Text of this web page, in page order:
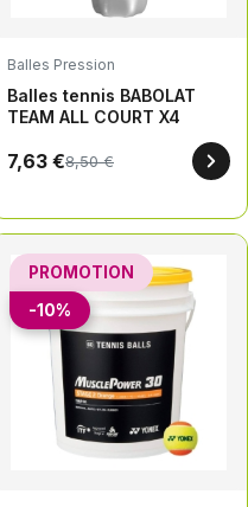
Balles Pression
Balles tennis BABOLAT
TEAM ALL COURT X4
7,63 €8,50 €
PROMOTION
-10%